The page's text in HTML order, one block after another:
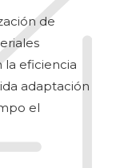
de
la eficiencia
adaptación
el